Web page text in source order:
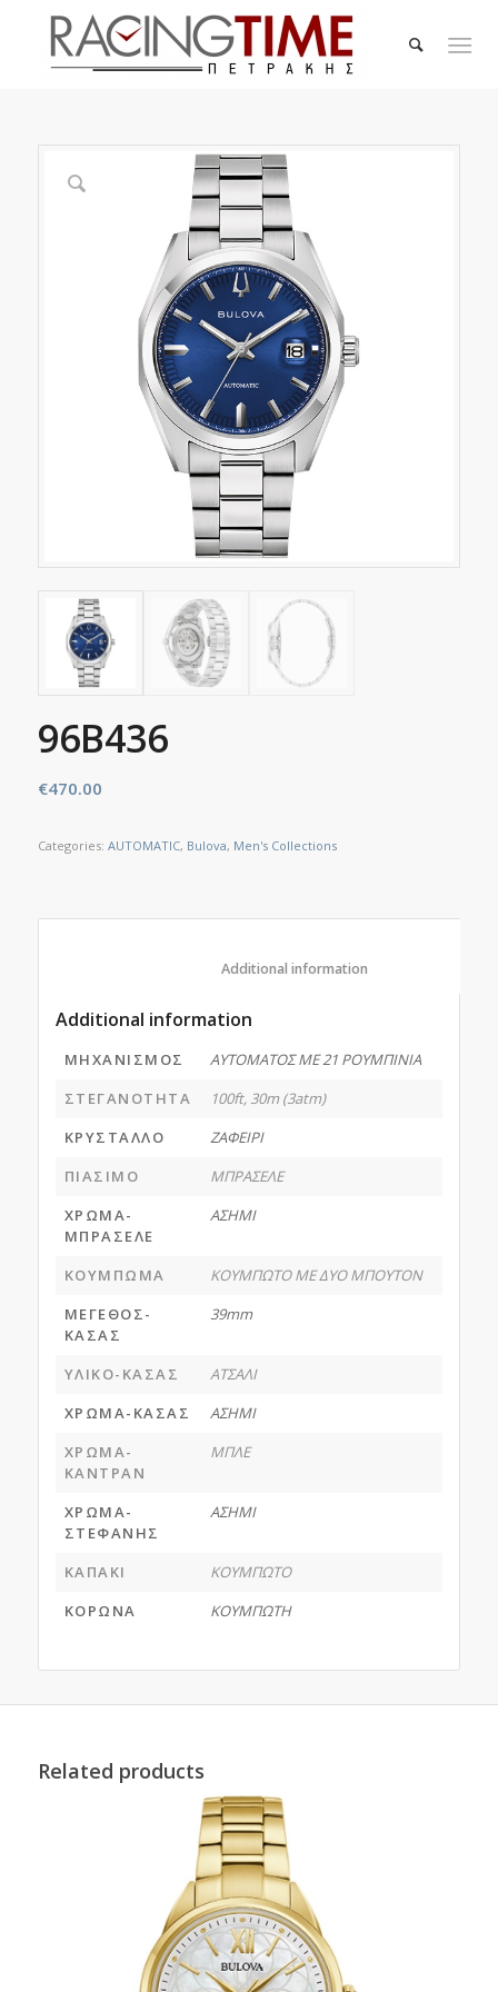
96B436
€470.00
Categories: AUTOMATIC, Bulova, Men's Collections
Additional information
ΜΗΧΑΝΙΣΜΟΣ
ΑΥΤΟΜΑΤΟΣ ΜΕ 21 ΡΟΥΜΠΙΝΙΑ
ΣΤΕΓΑΝΟΤΗΤΑ
100ft, 30m (3atm)
ΚΡΥΣΤΑΛΛΟ
ΖΑΦΕΙΡΙ
ΠΙΑΣΙΜΟ
ΜΠΡΑΣΕΛΕ
ΧΡΩΜΑ-
ΜΠΡΑΣΕΛΕ
ΑΣΗΜΙ
ΚΟΥΜΠΩΜΑ
ΚΟΥΜΠΩΤΟ ΜΕ ΔΥΟ ΜΠΟΥΤΟΝ
ΜΕΓΕΘΟΣ-
ΚΑΣΑΣ
39mm
ΥΛΙΚΟ-ΚΑΣΑΣ
ΑΤΣΑΛΙ
ΧΡΩΜΑ-ΚΑΣΑΣ
ΑΣΗΜΙ
ΧΡΩΜΑ-
ΚΑΝΤΡΑΝ
ΜΠΛΕ
ΧΡΩΜΑ-
ΣΤΕΦΑΝΗΣ
ΑΣΗΜΙ
ΚΑΠΑΚΙ
ΚΟΥΜΠΩΤΟ
ΚΟΡΩΝΑ
ΚΟΥΜΠΩΤΗ
Related products